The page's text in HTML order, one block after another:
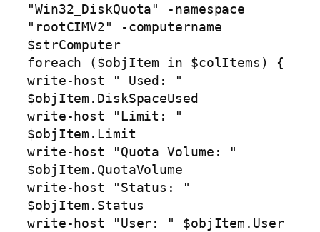
"Win32_DiskQuota" -namespace
"rootCIMV2" -computername
$strComputer
foreach ($objItem in $colItems) {
write-host " Used: "
$objItem.DiskSpaceUsed
write-host "Limit: "
$objItem.Limit
write-host "Quota Volume: "
$objItem.QuotaVolume
write-host "Status: "
$objItem.Status
write-host "User: " $objItem.User